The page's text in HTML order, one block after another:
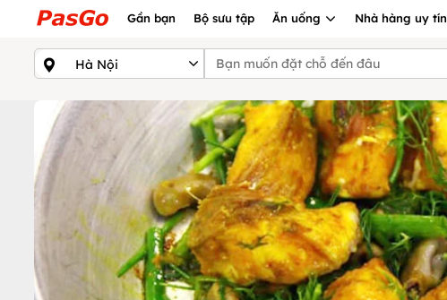
Gần bạn Bộ sưu tập Ăn uống Nhà hàng uy tín